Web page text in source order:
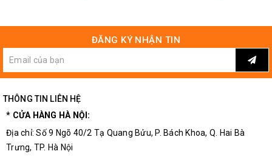
ĐĂNG KÝ NHẬN TIN
THÔNG TIN LIÊN HỆ
* CỬA HÀNG HÀ NỘI:
Địa chỉ: Số 9 Ngõ 40/2 Tạ Quang Bửu, P. Bách Khoa, Q. Hai Bà
Trưng, TP. Hà Nội